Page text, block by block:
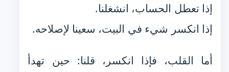
إذا تعطل الحساب، انشغلنا.
إذا انكسر شيء في البيت، سعينا لإصلاحه.
أما القلب، فإذا انكسر، قلنا: حين تهدأ